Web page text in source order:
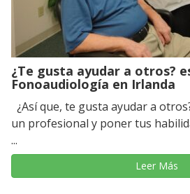
¿Te gusta ayudar a otros?
Fonoaudiología en Irlanda
¿Así que, te gusta ayudar a
un profesional y poner tus
...
Leer Más